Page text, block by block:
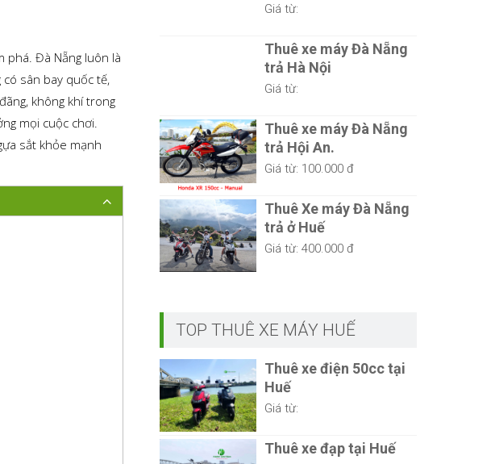
phá. Đà Nẵng luôn là
sân bay quốc tế,
không khí trong
mọi cuộc chơi.
sắt khỏe mạnh
Giá từ:
Thuê xe máy Đà Nẵng
trả Hà Nội
Giá từ:
Thuê xe máy Đà Nẵng
trả Hội An.
Giá từ: 100.000 đ
Thuê Xe máy Đà Nẵng
trả ở Huế
Giá từ: 400.000 đ
TOP THUÊ XE MÁY HUẾ
Thuê xe điện 50cc tại
Huế
Giá từ:
Thuê xe đạp tại Huế